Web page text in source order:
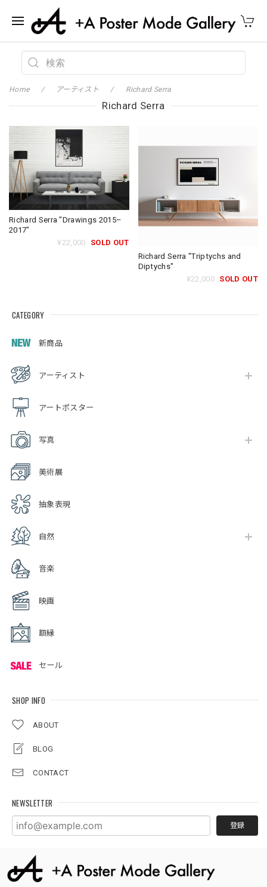
CATEGORY
新商品
アーティスト
アートポスター
写真
美術展
抽象表現
自然
音楽
映画
額縁
セール
SHOP INFO
ABOUT
BLOG
CONTACT
NEWSLETTER
登録
Home アーティスト Richard Serra
Richard Serra
Richard Serra "Drawings 2015–
2017"
¥22,000
SOLD OUT
Richard Serra "Triptychs and
Diptychs"
¥22,000 SOLD OUT